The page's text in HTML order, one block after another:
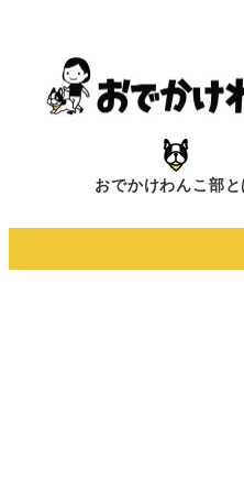
へ
おでかけわんこ部と